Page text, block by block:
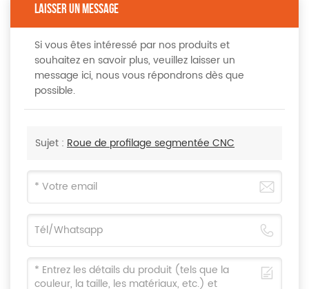
LAISSER UN MESSAGE
Si vous êtes intéressé par nos produits et
souhaitez en savoir plus, veuillez laisser un
message ici, nous vous répondrons dès que
possible.
Sujet : Roue de profilage segmentée CNC